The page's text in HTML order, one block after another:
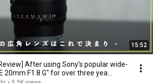
15:52
After using Sony's popular wide-
20mm F1.8 G" for over three yea...